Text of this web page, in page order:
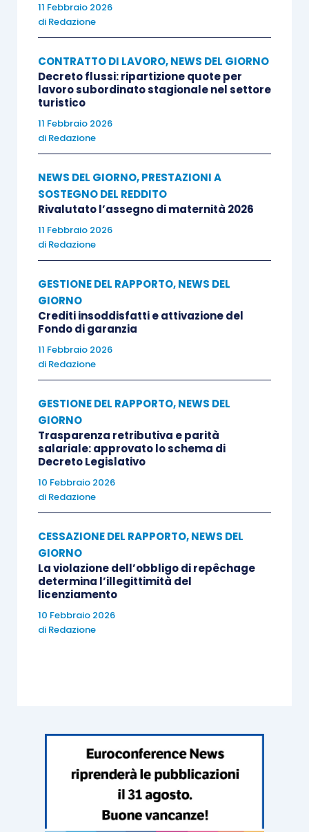
11 Febbraio 2026
di Redazione
CONTRATTO DI LAVORO,NEWS DEL GIORNO
Decreto flussi: ripartizione quote per
lavoro subordinato stagionale nel settore
turistico
11 Febbraio 2026
di Redazione
NEWS DEL GIORNO,PRESTAZIONI A
SOSTEGNO DEL REDDITO
Rivalutato l’assegno di maternità 2026
11 Febbraio 2026
di Redazione
GESTIONE DEL RAPPORTO,NEWS DEL
GIORNO
Crediti insoddisfatti e attivazione del
Fondo di garanzia
11 Febbraio 2026
di Redazione
GESTIONE DEL RAPPORTO,NEWS DEL
GIORNO
Trasparenza retributiva e parità
salariale: approvato lo schema di
Decreto Legislativo
10 Febbraio 2026
di Redazione
CESSAZIONE DEL RAPPORTO,NEWS DEL
GIORNO
La violazione dell’obbligo di repêchage
determina l’illegittimità del
licenziamento
10 Febbraio 2026
di Redazione